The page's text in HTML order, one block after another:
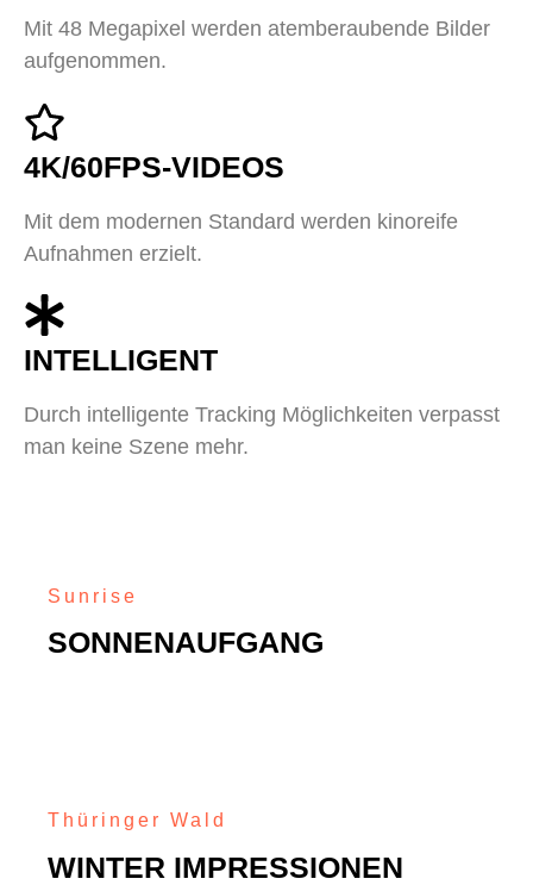
Mit 48 Megapixel werden atemberaubende Bilder
aufgenommen.
4K/60FPS-VIDEOS
Mit dem modernen Standard werden kinoreife
Aufnahmen erzielt.
INTELLIGENT
Durch intelligente Tracking Möglichkeiten verpasst
man keine Szene mehr.
Sunrise
SONNENAUFGANG
Thüringer Wald
WINTER IMPRESSIONEN